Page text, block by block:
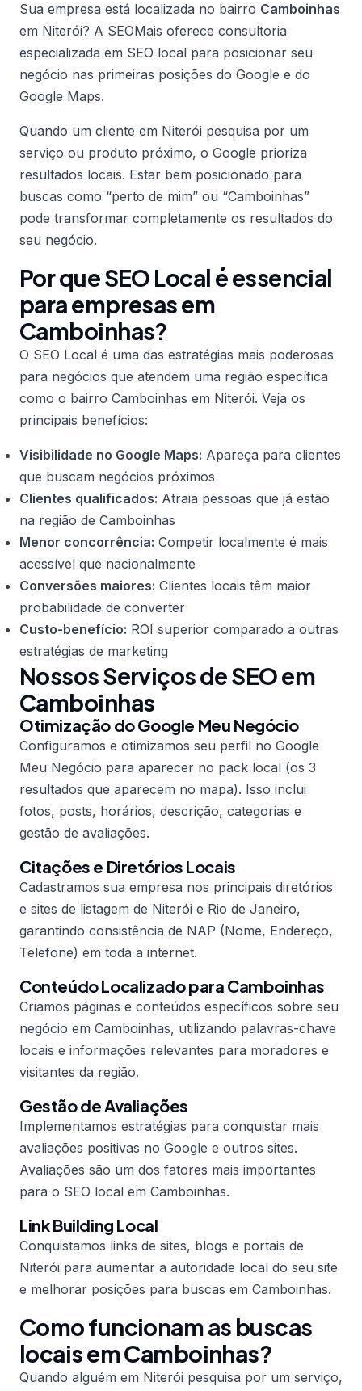
Sua empresa está localizada no bairro Camboinhas
em Niterói? A SEOMais oferece consultoria
especializada em SEO local para posicionar seu
negócio nas primeiras posições do Google e do
Google Maps.
Quando um cliente em Niterói pesquisa por um
serviço ou produto próximo, o Google prioriza
resultados locais. Estar bem posicionado para
buscas como “perto de mim” ou “Camboinhas”
pode transformar completamente os resultados do
seu negócio.
Por que SEO Local é essencial
para empresas em
Camboinhas?
O SEO Local é uma das estratégias mais poderosas
para negócios que atendem uma região específica
como o bairro Camboinhas em Niterói. Veja os
principais benefícios:
Visibilidade no Google Maps: Apareça para clientes
que buscam negócios próximos
Clientes qualificados: Atraia pessoas que já estão
na região de Camboinhas
Menor concorrência: Competir localmente é mais
acessível que nacionalmente
Conversões maiores: Clientes locais têm maior
probabilidade de converter
Custo-benefício: ROI superior comparado a outras
estratégias de marketing
Nossos Serviços de SEO em
Camboinhas
Otimização do Google Meu Negócio
Configuramos e otimizamos seu perfil no Google
Meu Negócio para aparecer no pack local (os 3
resultados que aparecem no mapa). Isso inclui
fotos, posts, horários, descrição, categorias e
gestão de avaliações.
Citações e Diretórios Locais
Cadastramos sua empresa nos principais diretórios
e sites de listagem de Niterói e Rio de Janeiro,
garantindo consistência de NAP (Nome, Endereço,
Telefone) em toda a internet.
Conteúdo Localizado para Camboinhas
Criamos páginas e conteúdos específicos sobre seu
negócio em Camboinhas, utilizando palavras-chave
locais e informações relevantes para moradores e
visitantes da região.
Gestão de Avaliações
Implementamos estratégias para conquistar mais
avaliações positivas no Google e outros sites.
Avaliações são um dos fatores mais importantes
para o SEO local em Camboinhas.
Link Building Local
Conquistamos links de sites, blogs e portais de
Niterói para aumentar a autoridade local do seu site
e melhorar posições para buscas em Camboinhas.
Como funcionam as buscas
locais em Camboinhas?
Quando alguém em Niterói pesquisa por um serviço,